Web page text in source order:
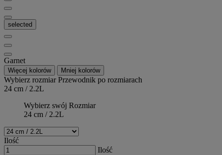
selected
Garnet
Więcej kolorów Mniej kolorów
Wybierz rozmiarPrzewodnik po rozmiarach
24 cm / 2.2L
Wybierz swój Rozmiar
24 cm / 2.2L
Ilość
Ilość